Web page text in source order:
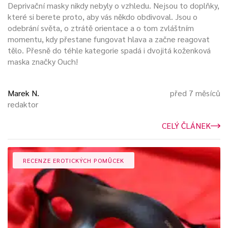
při přepravěpachatele nebezpečného nebo
nespolupracujícího.
Použitím masky je snížena jeho prostorová orientace, a tím i
odpor. Kukla se používala při popravách, kdy odsouzený
neviděl na popravčí četu. Popravčí četa zároveň nemusela
pozitivně
Maska na oči se často využívá k relaxaci, kdy člověk nechce
vyvolat hluboké prožitky vedoucí ke změně pohledu na sebe
a na svět.
Kukla a maska v sexuálních praktikách
Obecný význam se přenáší i do sexuální roviny. Maska může
svého nositele chránit nebo mu působit deprivaci. Maska
Deprivační masky nikdy nebyly o vzhledu. Nejsou to doplňky,
které si berete proto, aby vás někdo obdivoval. Jsou o
odebrání světa, o ztrátě orientace a o tom zvláštním
momentu, kdy přestane fungovat hlava a začne reagovat
tělo. Přesně do téhle kategorie spadá i dvojitá koženková
maska značky Ouch!
Marek N.
redaktor
před 7 měsíců
CELÝ ČLÁNEK
RECENZE EROTICKÝCH POMŮCEK